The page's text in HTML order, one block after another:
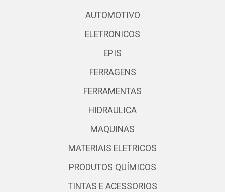
AUTOMOTIVO
ELETRONICOS
EPIS
FERRAGENS
FERRAMENTAS
HIDRAULICA
MAQUINAS
MATERIAIS ELETRICOS
PRODUTOS QUÍMICOS
TINTAS E ACESSORIOS